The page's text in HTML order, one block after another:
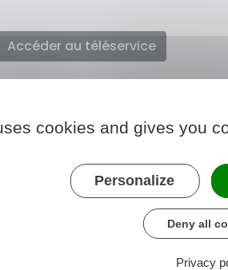
Accéder au téléservice
cookies and gives you
Personalize
Deny all
Privacy